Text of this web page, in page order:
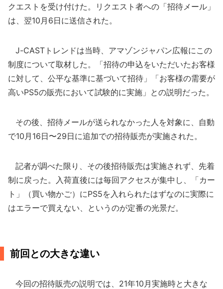
クエストを受け付けた。リクエスト者への「招待メール」
は、翌10月6日に送信された。
J-CASTトレンドは当時、アマゾンジャパン広報にこの
制度について取材した。「招待の申込をいただいたお客様
に対して、公平な基準に基づいて招待」「お客様の需要が
高いPS5の販売において試験的に実施」との説明だった。
その後、招待メールが送られなかった人を対象に、自動
で10月16日〜29日に追加での招待販売が実施された。
記者が調べた限り、その後招待販売は実施されず、先着
制に戻った。入荷直後には毎回アクセスが集中し、「カー
ト」（買い物かご）にPS5を入れられたはずなのに実際に
はエラーで買えない、というのが定番の光景だ。
前回との大きな違い
今回の招待販売の説明では、21年10月実施時と大きな